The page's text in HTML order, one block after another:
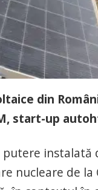
din
start-up
nucleare de la